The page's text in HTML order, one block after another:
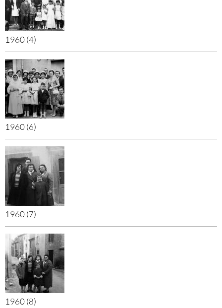
1960 (4)
1960 (6)
1960 (7)
1960 (8)